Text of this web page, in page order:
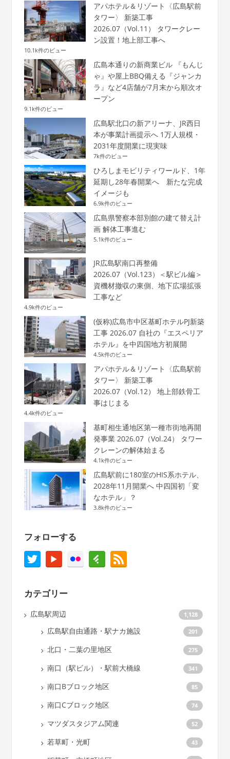
アパホテル＆リゾート〈広島駅前
タワー〉 新築工事
2026.07（Vol.11） タワークレー
ン設置！地上部工事へ
10.1k件のビュー
広島本通りの新商業ビル 『もんじ
ゃ』や屋上BBQ備える『ジャンカ
ラ』など4店舗が7月末から順次オ
ープン
9.1k件のビュー
広島駅北口の新アリーナ、JR西日
本が事業計画提示へ 1万人規模・
2031年度開業に現実味
7k件のビュー
ひろしまモビリティワールド、1年
延期し28年春開業へ 新たな完成
イメージも
6.9k件のビュー
広島県警察本部別館の建て替え計
画 解体工事進む
5.1k件のビュー
JR広島駅南口再整備
2026.07（Vol.123）＜駅ビル編＞
資機材撤収の東側、地下広場拡張
工事など
4.9k件のビュー
(仮称)広島市中区基町ホテルPJ新築
工事 2026.07 自社の『エスペリア
ホテル』を中四国地方初展開
4.5k件のビュー
アパホテル＆リゾート〈広島駅前
タワー〉 新築工事
2026.07（Vol.12） 地上部鉄骨工
事はじまる
4.4k件のビュー
基町相生通地区第一種市街地再開
発事業 2026.07（Vol.24） タワー
クレーンの解体始まる
4.1k件のビュー
広島駅前に180室のHIS系ホテル、
2028年11月開業へ 中四国初「変
なホテル」？
3.8k件のビュー
フォローする
カテゴリー
広島駅周辺 1,128
広島駅自由通路・駅ナカ施設 201
北口・二葉の里地区 275
南口（駅ビル）・駅前大橋線 341
南口Bブロック地区 85
南口Cブロック地区 74
マツダスタジアム関連 52
若草町・光町 43